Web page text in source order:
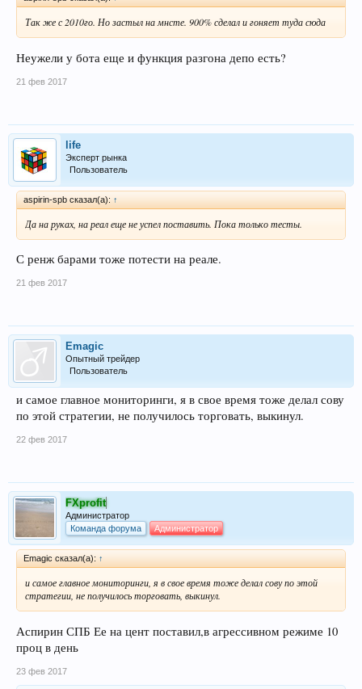
Так же с 2010го. Но застыл на мнсте. 900% сделал и гоняет туда сюда
Неужели у бота еще и функция разгона депо есть?
21 фев 2017
life
Эксперт рынка
Пользователь
aspirin-spb сказал(а): ↑
Да на руках, на реал еще не успел поставить. Пока только тесты.
С ренж барами тоже потести на реале.
21 фев 2017
Emagic
Опытный трейдер
Пользователь
и самое главное мониторинги, я в свое время тоже делал сову
по этой стратегии, не получилось торговать, выкинул.
22 фев 2017
FXprofit
Администратор
Команда форума
Администратор
Emagic сказал(а): ↑
и самое главное мониторинги, я в свое время тоже делал сову по этой
стратегии, не получилось торговать, выкинул.
Аспирин СПБ Ее на цент поставил,в агрессивном режиме 10
проц в день
23 фев 2017